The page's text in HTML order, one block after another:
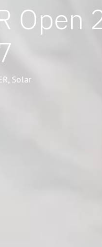
Open
Solar